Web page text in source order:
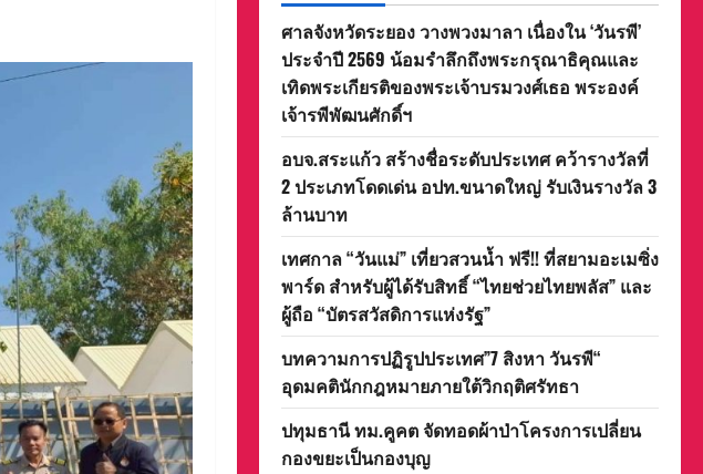
ศาลจังหวัดระยอง วางพวงมาลา เนื่องใน ‘วันรพี’
ประจำปี 2569 น้อมรำลึกถึงพระกรุณาธิคุณและ
เทิดพระเกียรติของพระเจ้าบรมวงศ์เธอ พระองค์
เจ้ารพีพัฒนศักดิ์ฯ
อบจ.สระแก้ว สร้างชื่อระดับประเทศ คว้ารางวัลที่
2 ประเภทโดดเด่น อปท.ขนาดใหญ่ รับเงินรางวัล 3
ล้านบาท
เทศกาล “วันแม่” เที่ยวสวนน้ำ ฟรี!! ที่สยามอะเมซิ่ง
พาร์ด สำหรับผู้ได้รับสิทธิ์ “ไทยช่วยไทยพลัส” และ
ผู้ถือ “บัตรสวัสดิการแห่งรัฐ”
บทความการปฏิรูปประเทศ”7 สิงหา วันรพี“
อุดมคตินักกฎหมายภายใต้วิกฤติศรัทธา
ปทุมธานี ทม.คูคต จัดทอดผ้าป่าโครงการเปลี่ยน
กองขยะเป็นกองบุญ